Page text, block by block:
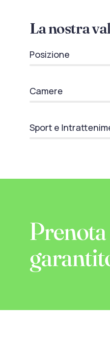
La nostra
Posizione
Camere
Sport e